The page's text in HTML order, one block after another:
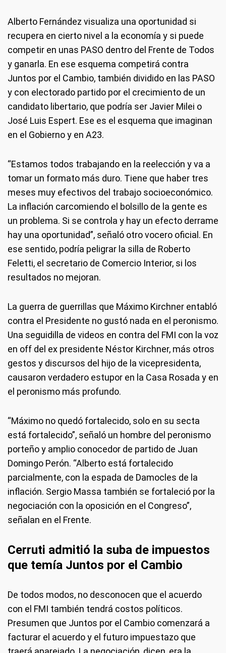
Alberto Fernández visualiza una oportunidad si
recupera en cierto nivel a la economía y si puede
competir en unas PASO dentro del Frente de Todos
y ganarla. En ese esquema competirá contra
Juntos por el Cambio, también dividido en las PASO
y con electorado partido por el crecimiento de un
candidato libertario, que podría ser Javier Milei o
José Luis Espert. Ese es el esquema que imaginan
en el Gobierno y en A23.
“Estamos todos trabajando en la reelección y va a
tomar un formato más duro. Tiene que haber tres
meses muy efectivos del trabajo socioeconómico.
La inflación carcomiendo el bolsillo de la gente es
un problema. Si se controla y hay un efecto derrame
hay una oportunidad”, señaló otro vocero oficial. En
ese sentido, podría peligrar la silla de Roberto
Feletti, el secretario de Comercio Interior, si los
resultados no mejoran.
La guerra de guerrillas que Máximo Kirchner entabló
contra el Presidente no gustó nada en el peronismo.
Una seguidilla de videos en contra del FMI con la voz
en off del ex presidente Néstor Kirchner, más otros
gestos y discursos del hijo de la vicepresidenta,
causaron verdadero estupor en la Casa Rosada y en
el peronismo más profundo.
“Máximo no quedó fortalecido, solo en su secta
está fortalecido”, señaló un hombre del peronismo
porteño y amplio conocedor de partido de Juan
Domingo Perón. “Alberto está fortalecido
parcialmente, con la espada de Damocles de la
inflación. Sergio Massa también se fortaleció por la
negociación con la oposición en el Congreso”,
señalan en el Frente.
Cerruti admitió la suba de impuestos
que temía Juntos por el Cambio
De todos modos, no desconocen que el acuerdo
con el FMI también tendrá costos políticos.
Presumen que Juntos por el Cambio comenzará a
facturar el acuerdo y el futuro impuestazo que